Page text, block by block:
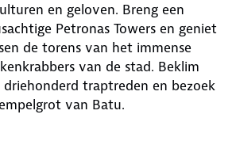
en geloven. Breng een
Petronas Towers en geniet
de torens van het immense
van de stad. Beklim
driehonderd traptreden en bezoek
van Batu.